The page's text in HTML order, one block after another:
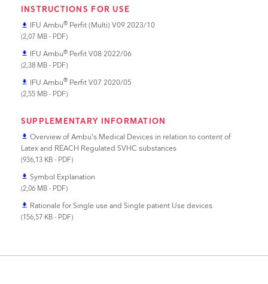
INSTRUCTIONS FOR USE
file_download IFU Ambu®Perfit (Multi) V09 2023/10
(2,07 MB - PDF)
file_download IFU Ambu®Perfit V08 2022/06
(2,38 MB - PDF)
file_download IFU Ambu®Perfit V07 2020/05
(2,55 MB - PDF)
SUPPLEMENTARY INFORMATION
file_download Overview of Ambu’s Medical Devices in relation to content of
Latex and REACH Regulated SVHC substances
(936,13 KB - PDF)
file_download Symbol Explanation
(2,06 MB - PDF)
file_download Rationale for Single use and Single patient Use devices
(156,57 KB - PDF)